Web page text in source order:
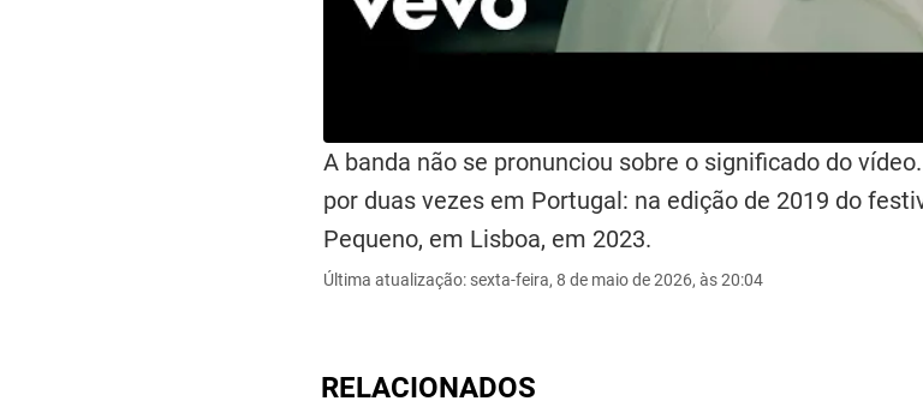
A banda não se pronunciou sobre o significado do
por duas vezes em Portugal: na edição de 2019 do
Pequeno, em Lisboa, em 2023.
Última atualização: sexta-feira, 8 de maio de 2026, às 20:04
RELACIONADOS